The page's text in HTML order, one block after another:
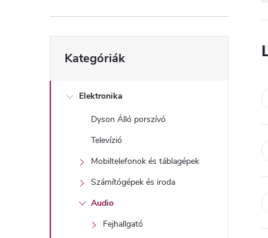
l
s
ó átugrása
Kategóriák
Elektronika
Dyson Álló porszívó
Televízió
Mobiltelefonok és táblagépek
Számítógépek és iroda
Audio
Fejhallgató